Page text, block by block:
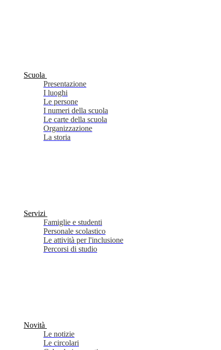
Scuola
Presentazione
I luoghi
Le persone
I numeri della scuola
Le carte della scuola
Organizzazione
La storia
Servizi
Famiglie e studenti
Personale scolastico
Le attività per l'inclusione
Percorsi di studio
Novità
Le notizie
Le circolari